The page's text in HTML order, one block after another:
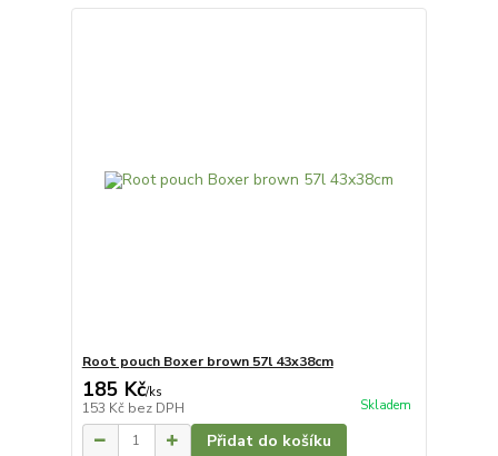
Root pouch Boxer brown 57l 43x38cm
185 Kč/ks
153 Kč bez DPH Skladem
Přidat do košíku